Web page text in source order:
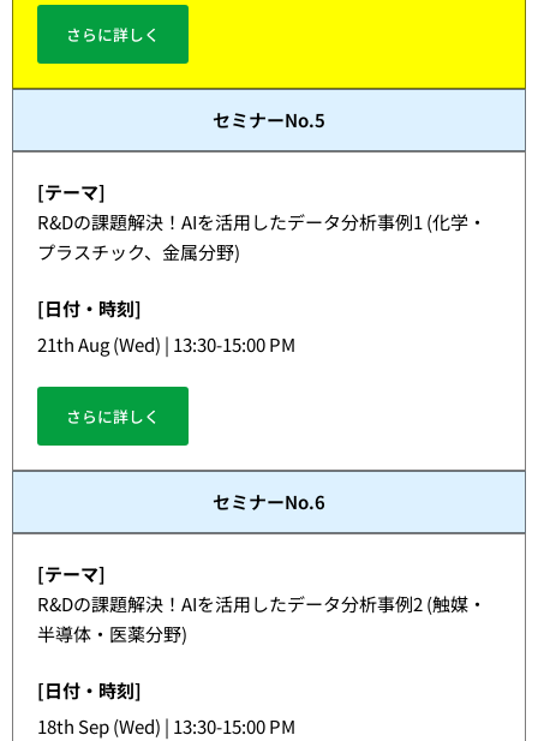
さらに詳しく
セミナーNo.5
[テーマ]
R&Dの課題解決！AIを活用したデータ分析事例1 (化学・
プラスチック、金属分野)
[日付・時刻]
21th Aug (Wed) | 13:30-15:00 PM
さらに詳しく
セミナーNo.6
[テーマ]
R&Dの課題解決！AIを活用したデータ分析事例2 (触媒・
半導体・医薬分野)
[日付・時刻]
18th Sep (Wed) | 13:30-15:00 PM